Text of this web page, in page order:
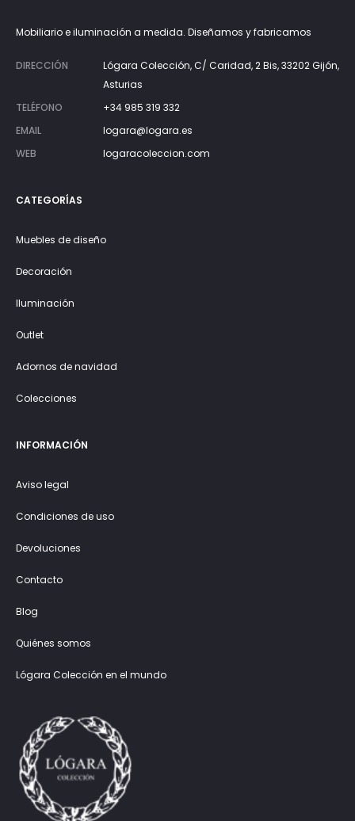
Mobiliario e iluminación a medida. Diseñamos y fabricamos
DIRECCIÓN
Lógara Colección, C/ Caridad, 2 Bis, 33202 Gijón,
Asturias
TELÉFONO
+34 985 319 332
EMAIL
logara@logara.es
WEB
logaracoleccion.com
CATEGORÍAS
Muebles de diseño
Decoración
Iluminación
Outlet
Adornos de navidad
Colecciones
INFORMACIÓN
Aviso legal
Condiciones de uso
Devoluciones
Contacto
Blog
Quiénes somos
Lógara Colección en el mundo